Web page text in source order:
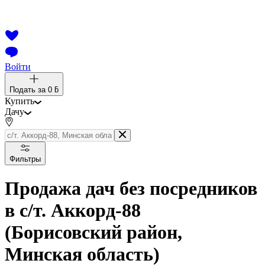
Войти
Подать за 0 ƃ
Купить
Дачу
Фильтры
Продажа дач без посредников
в с/т. Аккорд-88
(Борисовский район,
Минская область)